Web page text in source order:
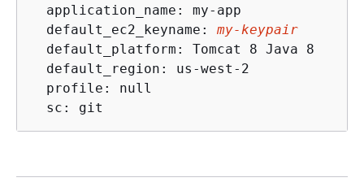
  application_name: my-app
  default_ec2_keyname:
my-keypair
  default_platform: Tomcat 8 Java 8
  default_region: us-west-2
  profile: null
  sc: git